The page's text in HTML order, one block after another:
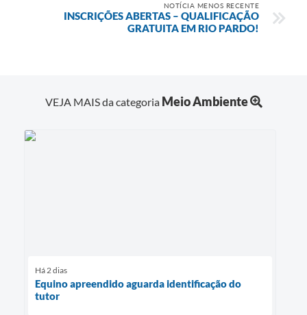
NOTÍCIA MENOS RECENTE
INSCRIÇÕES ABERTAS – QUALIFICAÇÃO
GRATUITA EM RIO PARDO!
VEJA MAIS da categoria Meio Ambiente
Há 2 dias
Equino apreendido aguarda identificação do
tutor